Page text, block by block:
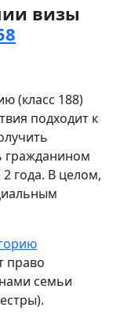
визы
(класс 188)
подходит к
гражданином
года. В целом,
право
семьи